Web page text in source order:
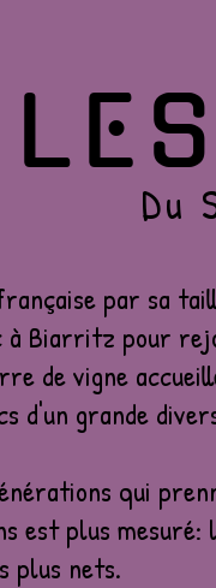
Du
par sa
Biarritz pour
de vigne
d'un grande
qui
est plus
plus nets.